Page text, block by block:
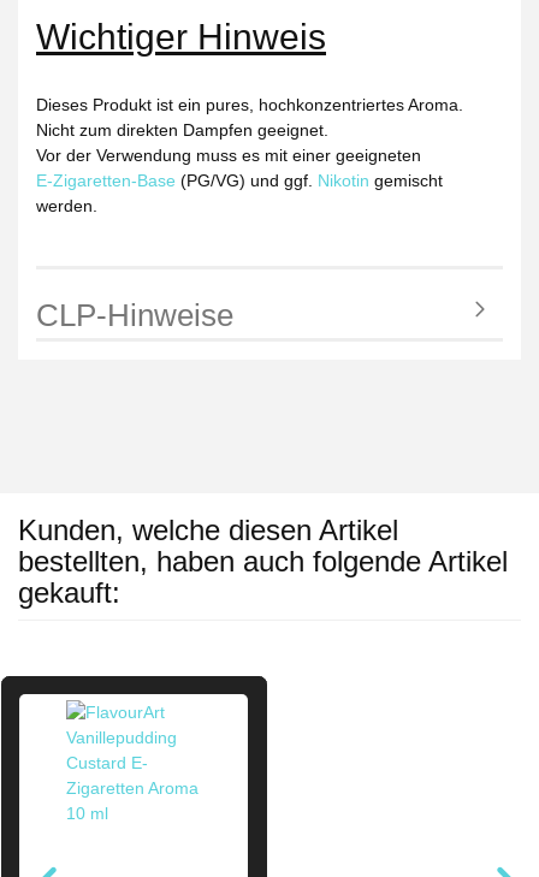
Wichtiger Hinweis
Dieses Produkt ist ein pures, hochkonzentriertes Aroma
Nicht zum direkten Dampfen geeignet.
Vor der Verwendung muss es mit einer geeigneten
E‑Zigaretten-Base (PG/VG) und ggf. Nikotin gemischt
werden.
CLP-Hinweise
Kunden, welche diesen Artikel
bestellten, haben auch folgende Artikel
gekauft: